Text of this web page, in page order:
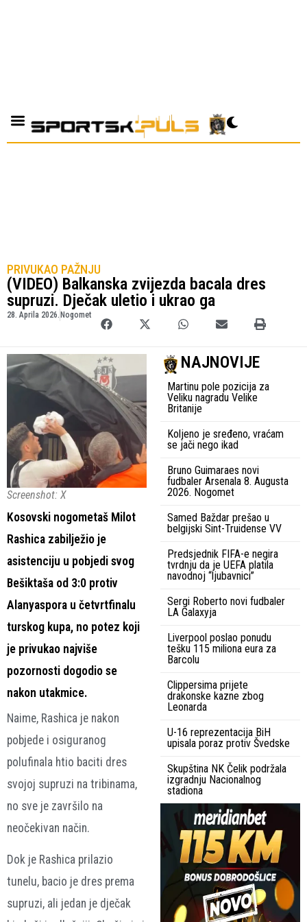
PRIVUKAO PAŽNJU
(VIDEO) Balkanska zvijezda bacala dres
supruzi. Dječak uletio i ukrao ga
28. Aprila 2026. Nogomet
Screenshot: X
Kosovski nogometaš Milot
Rashica zabilježio je
asistenciju u pobjedi svog
Bešiktaša od 3:0 protiv
Alanyaspora u četvrtfinalu
turskog kupa, no potez koji
je privukao najviše
pozornosti dogodio se
nakon utakmice.
Naime, Rashica je nakon
pobjede i osiguranog
polufinala htio baciti dres
svojoj supruzi na tribinama,
no sve je završilo na
neočekivan način.
Dok je Rashica prilazio
tunelu, bacio je dres prema
supruzi, ali jedan je dječak
NAJNOVIJE
Martinu pole pozicija za
Veliku nagradu Velike
Britanije
Koljeno je sređeno, vraćam
se jači nego ikad
Bruno Guimaraes novi
fudbaler Arsenala 8. Augusta
2026. Nogomet
Samed Baždar prešao u
belgijski Sint-Truidense VV
Predsjednik FIFA-e negira
tvrdnju da je UEFA platila
navodnoj “ljubavnici”
Sergi Roberto novi fudbaler
LA Galaxyja
Liverpool poslao ponudu
tešku 115 miliona eura za
Barcolu
Clippersima prijete
drakonske kazne zbog
Leonarda
U-16 reprezentacija BiH
upisala poraz protiv Švedske
Skupština NK Čelik podržala
izgradnju Nacionalnog
stadiona